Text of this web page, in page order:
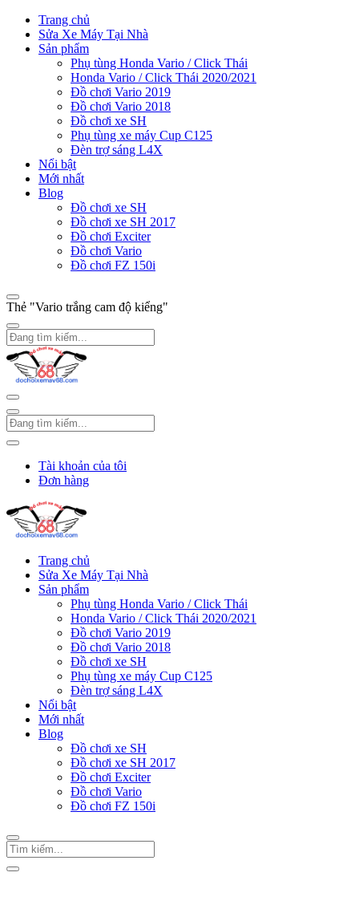
Trang chủ
Sửa Xe Máy Tại Nhà
Sản phẩm
Phụ tùng Honda Vario / Click Thái
Honda Vario / Click Thái 2020/2021
Đồ chơi Vario 2019
Đồ chơi Vario 2018
Đồ chơi xe SH
Phụ tùng xe máy Cup C125
Đèn trợ sáng L4X
Nổi bật
Mới nhất
Blog
Đồ chơi xe SH
Đồ chơi xe SH 2017
Đồ chơi Exciter
Đồ chơi Vario
Đồ chơi FZ 150i
Thẻ "Vario trắng cam độ kiểng"
Tài khoản của tôi
Đơn hàng
Trang chủ
Sửa Xe Máy Tại Nhà
Sản phẩm
Phụ tùng Honda Vario / Click Thái
Honda Vario / Click Thái 2020/2021
Đồ chơi Vario 2019
Đồ chơi Vario 2018
Đồ chơi xe SH
Phụ tùng xe máy Cup C125
Đèn trợ sáng L4X
Nổi bật
Mới nhất
Blog
Đồ chơi xe SH
Đồ chơi xe SH 2017
Đồ chơi Exciter
Đồ chơi Vario
Đồ chơi FZ 150i